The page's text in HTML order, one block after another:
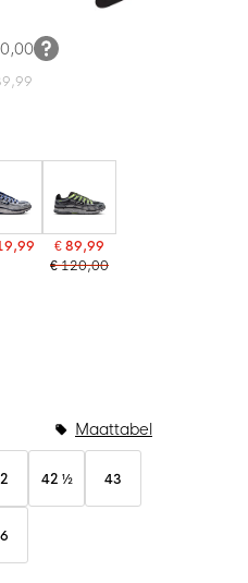
€ 89,99
€ 120,00
42 ½ 43
Maattabel